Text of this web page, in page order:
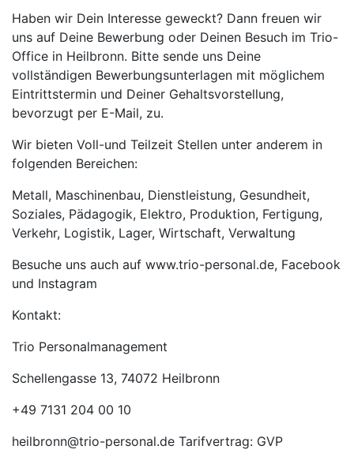
Haben wir Dein Interesse geweckt? Dann freuen wir
uns auf Deine Bewerbung oder Deinen Besuch im Trio-
Office in Heilbronn. Bitte sende uns Deine
vollständigen Bewerbungsunterlagen mit möglichem
Eintrittstermin und Deiner Gehaltsvorstellung,
bevorzugt per E-Mail, zu.
Wir bieten Voll-und Teilzeit Stellen unter anderem in
folgenden Bereichen:
Metall, Maschinenbau, Dienstleistung, Gesundheit,
Soziales, Pädagogik, Elektro, Produktion, Fertigung,
Verkehr, Logistik, Lager, Wirtschaft, Verwaltung
Besuche uns auch auf www.trio-personal.de, Facebook
und Instagram
Kontakt:
Trio Personalmanagement
Schellengasse 13, 74072 Heilbronn
+49 7131 204 00 10
heilbronn@trio-personal.de Tarifvertrag: GVP